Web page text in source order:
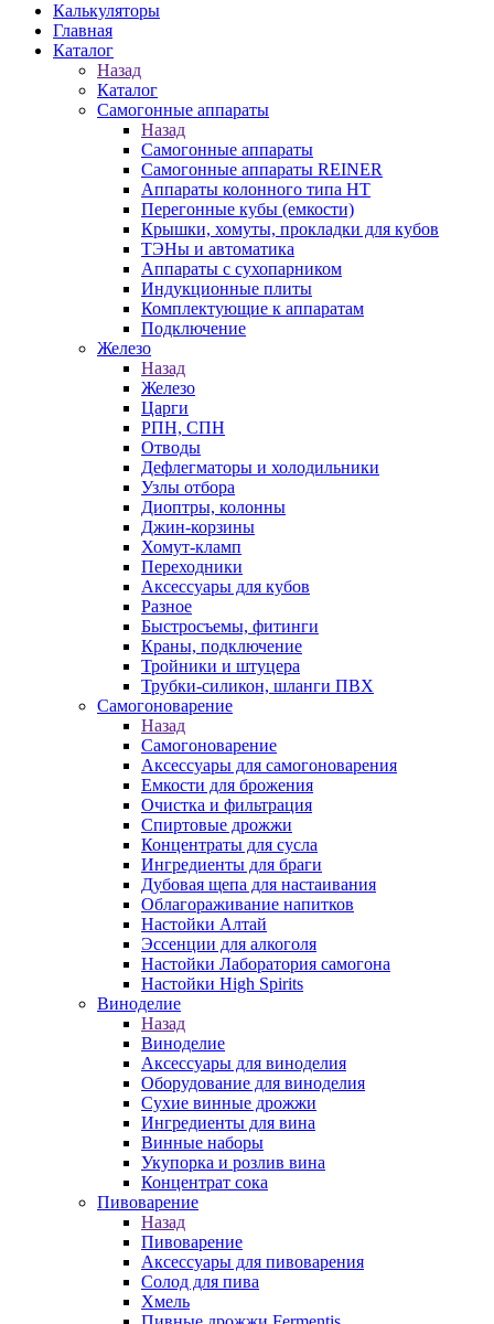
Калькуляторы
Главная
Каталог
Назад
Каталог
Самогонные аппараты
Назад
Самогонные аппараты
Самогонные аппараты REINER
Аппараты колонного типа НТ
Перегонные кубы (емкости)
Крышки, хомуты, прокладки для кубов
ТЭНы и автоматика
Аппараты с сухопарником
Индукционные плиты
Комплектующие к аппаратам
Подключение
Железо
Назад
Железо
Царги
РПН, СПН
Отводы
Дефлегматоры и холодильники
Узлы отбора
Диоптры, колонны
Джин-корзины
Хомут-кламп
Переходники
Аксессуары для кубов
Разное
Быстросъемы, фитинги
Краны, подключение
Тройники и штуцера
Трубки-силикон, шланги ПВХ
Самогоноварение
Назад
Самогоноварение
Аксессуары для самогоноварения
Емкости для брожения
Очистка и фильтрация
Спиртовые дрожжи
Концентраты для сусла
Ингредиенты для браги
Дубовая щепа для настаивания
Облагораживание напитков
Настойки Алтай
Эссенции для алкоголя
Настойки Лаборатория самогона
Настойки High Spirits
Виноделие
Назад
Виноделие
Аксессуары для виноделия
Оборудование для виноделия
Сухие винные дрожжи
Ингредиенты для вина
Винные наборы
Укупорка и розлив вина
Концентрат сока
Пивоварение
Назад
Пивоварение
Аксессуары для пивоварения
Солод для пива
Хмель